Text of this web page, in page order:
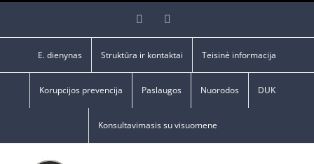
Facebook
E. dienynas Struktūra ir kontaktai Teisinė informacija
Korupcijos prevencija Paslaugos Nuorodos DUK
Konsultavimasis su visuomene